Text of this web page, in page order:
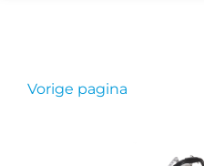
Vorige pagina